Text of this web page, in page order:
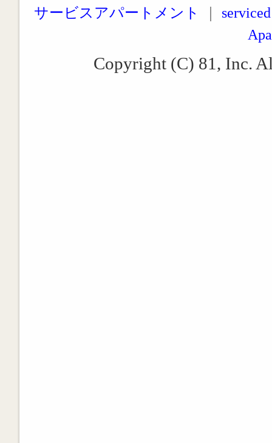
サービスアパートメント
Copyright (C) 81, Inc.